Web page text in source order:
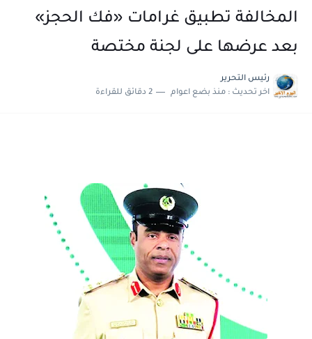
المخالفة تطبيق غرامات «فك الحجز»
بعد عرضها على لجنة مختصة
رئيس التحرير
اخر تحديث : منذ بضع اعوام 2 دقائق للقراءة